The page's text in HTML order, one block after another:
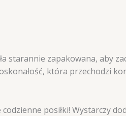
starannie zapakowana, aby
która przechodzi
posiłki! Wystarczy